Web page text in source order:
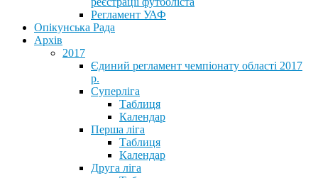
Регламент УАФ
Опікунська Рада
Архів
2017
Єдиний регламент чемпіонату області 2017
р.
Суперліга
Таблиця
Календар
Перша ліга
Таблиця
Календар
Друга ліга